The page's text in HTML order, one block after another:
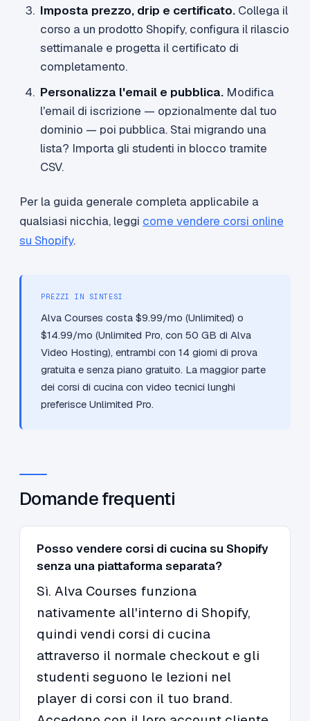
Imposta prezzo, drip e certificato. Collega il
corso a un prodotto Shopify, configura il rilascio
settimanale e progetta il certificato di
completamento.
Personalizza l'email e pubblica. Modifica
l'email di iscrizione — opzionalmente dal tuo
dominio — poi pubblica. Stai migrando una
lista? Importa gli studenti in blocco tramite
CSV.
Per la guida generale completa applicabile a
qualsiasi nicchia, leggi come vendere corsi online
su Shopify.
PREZZI IN SINTESI
Alva Courses costa $9.99/mo (Unlimited) o
$14.99/mo (Unlimited Pro, con 50 GB di Alva
Video Hosting), entrambi con 14 giorni di prova
gratuita e senza piano gratuito. La maggior parte
dei corsi di cucina con video tecnici lunghi
preferisce Unlimited Pro.
Domande frequenti
Posso vendere corsi di cucina su Shopify
senza una piattaforma separata?
Sì. Alva Courses funziona
nativamente all'interno di Shopify,
quindi vendi corsi di cucina
attraverso il normale checkout e gli
studenti seguono le lezioni nel
player di corsi con il tuo brand.